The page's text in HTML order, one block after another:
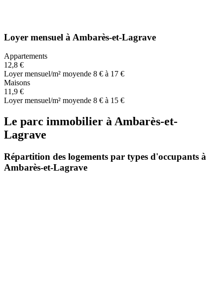
Loyer mensuel à Ambarès-et-Lagrave
Appartements
12,8 €
Loyer mensuel/m² moyende 8 € à 17 €
Maisons
11,9 €
Loyer mensuel/m² moyende 8 € à 15 €
Le parc immobilier àAmbarès-et-
Lagrave
Répartition des logements par types d'occupants à
Ambarès-et-Lagrave